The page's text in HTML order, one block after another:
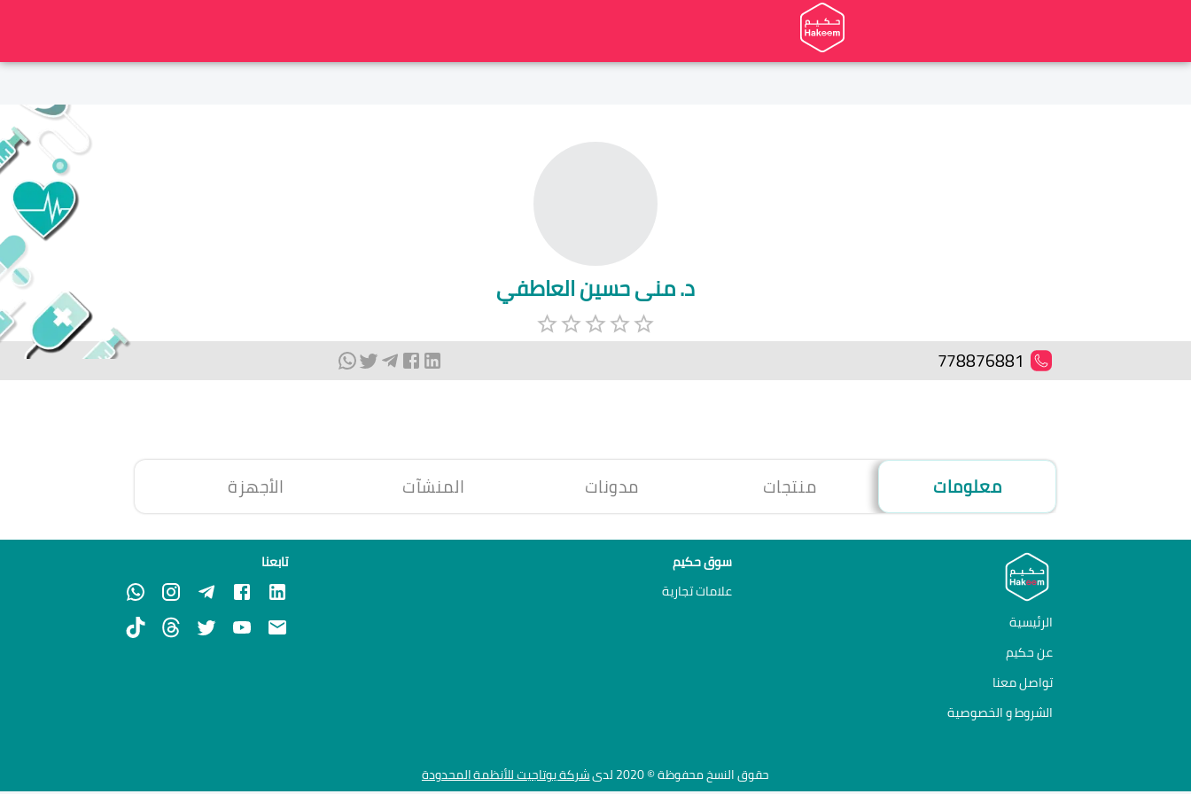
د. منى حسين العاطفي
778876881
معلومات منتجات مدونات المنشآت الأجهزة
الرئيسية
عن حكيم
تواصل معنا
الشروط و الخصوصية
سوق حكيم
علامات تجارية
تابعنا
حقوق النسخ محفوظة © 2020 لدى شركة يوتاجيت للأنظمة المحدودة